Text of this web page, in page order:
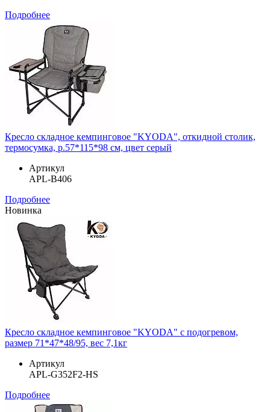
Подробнее
Кресло складное кемпинговое "KYODA", откидной столик,
термосумка, р.57*115*98 см, цвет серый
Артикул
APL-B406
Подробнее
Новинка
Кресло складное кемпинговое "KYODA" с подогревом,
размер 71*47*48/95, вес 7,1кг
Артикул
APL-G352F2-HS
Подробнее